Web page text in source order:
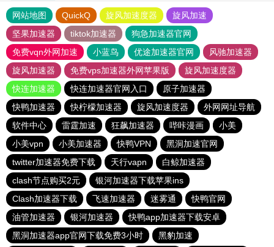
网站地图 QuickQ 旋风加速度器
旋风加速
坚果加速器
tiktok加速器
狗急加速器官网
免费vqn外网加速
小蓝鸟 优途加速器官网
风驰加速器
旋风加速器
免费vps加速器外网苹果版
旋风加速度器
快连加速器
快连加速器官网入口
原子加速器
快鸭加速器
快柠檬加速器 旋风加速度器
外网网址导航
软件中心
雷霆加速 狂飙加速器 哔咔漫画
小美
小美vpn
小美加速器 快鸭VPN
黑洞加速官网
twitter加速器免费下载
天行vapn
白鲸加速器
clash节点购买2元
银河加速器下载苹果ins
Clash加速器下载
飞速加速器 迷雾通
快鸭官网
油管加速器
银河加速器
快鸭app加速器下载安卓
黑洞加速器app官网下载免费3小时
黑豹加速